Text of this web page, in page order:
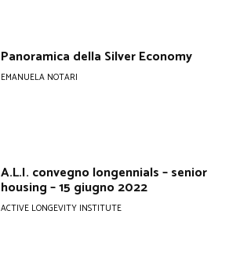
Panoramica della Silver Economy
EMANUELA NOTARI
A.L.I. convegno longennials – senior
housing – 15 giugno 2022
ACTIVE LONGEVITY INSTITUTE